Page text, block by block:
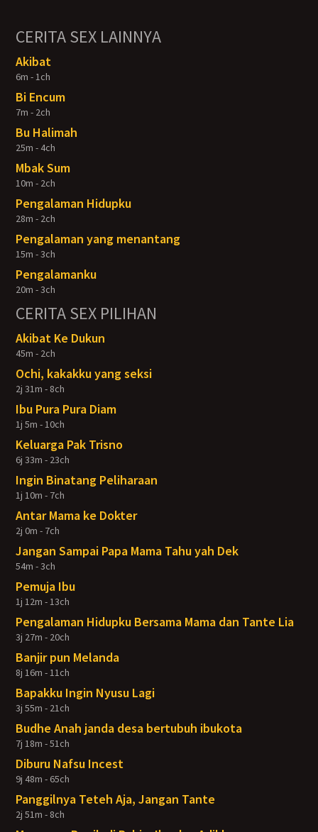
CERITA SEX LAINNYA
Akibat
6m - 1ch
Bi Encum
7m - 2ch
Bu Halimah
25m - 4ch
Mbak Sum
10m - 2ch
Pengalaman Hidupku
28m - 2ch
Pengalaman yang menantang
15m - 3ch
Pengalamanku
20m - 3ch
CERITA SEX PILIHAN
Akibat Ke Dukun
45m - 2ch
Ochi, kakakku yang seksi
2j 31m - 8ch
Ibu Pura Pura Diam
1j 5m - 10ch
Keluarga Pak Trisno
6j 33m - 23ch
Ingin Binatang Peliharaan
1j 10m - 7ch
Antar Mama ke Dokter
2j 0m - 7ch
Jangan Sampai Papa Mama Tahu yah Dek
54m - 3ch
Pemuja Ibu
1j 12m - 13ch
Pengalaman Hidupku Bersama Mama dan Tante Lia
3j 27m - 20ch
Banjir pun Melanda
8j 16m - 11ch
Bapakku Ingin Nyusu Lagi
3j 55m - 21ch
Budhe Anah janda desa bertubuh ibukota
7j 18m - 51ch
Diburu Nafsu Incest
9j 48m - 65ch
Panggilnya Teteh Aja, Jangan Tante
2j 51m - 8ch